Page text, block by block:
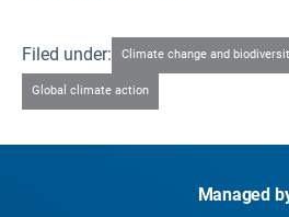
Filed under: Climate change and
Global climate action
Managed